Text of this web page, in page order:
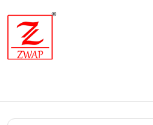
Przejdź do treści głównej
Przejdź do wyszukiwarki
Przejdź do moje konto
Przejdź do menu głównego
Przejdź do stopki